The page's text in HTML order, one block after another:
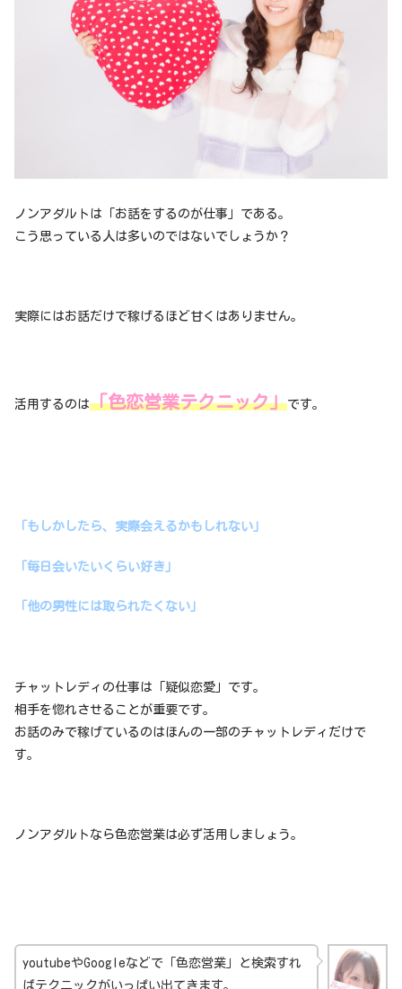
ノンアダルトは「お話をするのが仕事」である。
こう思っている人は多いのではないでしょうか？
実際にはお話だけで稼げるほど甘くはありません。
活用するのは「色恋営業テクニック」です。
「もしかしたら、実際会えるかもしれない」
「毎日会いたいくらい好き」
「他の男性には取られたくない」
チャットレディの仕事は「疑似恋愛」です。
相手を惚れさせることが重要です。
お話のみで稼げているのはほんの一部のチャットレディだけで
す。
ノンアダルトなら色恋営業は必ず活用しましょう。
youtubeやGoogleなどで「色恋営業」と検索すれ
ばテクニックがいっぱい出てきます。